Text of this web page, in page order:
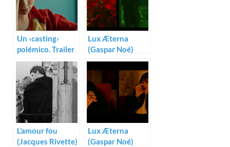
Un ‹casting›
polémico. Trailer
para Les pires
Lux Æterna
(Gaspar Noé)
L’amour fou
(Jacques Rivette)
Lux Æterna
(Gaspar Noé)